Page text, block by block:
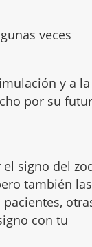
veces
y a la
por su
signo del
también las
con tu